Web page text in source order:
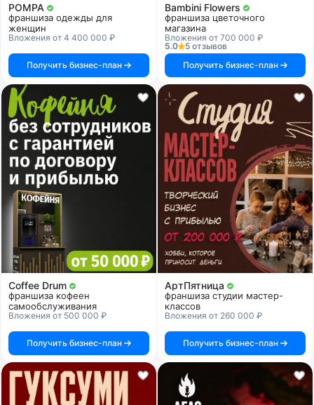
POMPA
франшиза одежды для
женщин
Вложения от 4 400 000 ₽
Получить бизнес-план
Bambini Flowers
франшиза цветочного
магазина
Вложения от 700 000 ₽
5.0
5 отзывов
Получить бизнес-план
Coffee Drum
франшиза кофеен
самообслуживания
Вложения от 500 000 ₽
Получить бизнес-план
АртПятница
франшиза студии мастер-
классов
Вложения от 260 000 ₽
Получить бизнес-план